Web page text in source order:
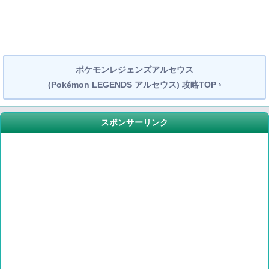
ポケモンレジェンズアルセウス
(Pokémon LEGENDS アルセウス) 攻略TOP ›
スポンサーリンク